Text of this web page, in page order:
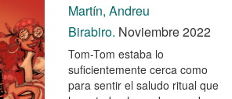
Martín, Andreu
Birabiro. Noviembre 2022
Tom-Tom estaba lo
suficientemente cerca como
para sentir el saludo ritual que